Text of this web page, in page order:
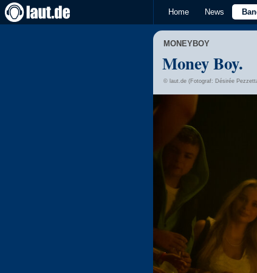
Home News
MONEYBOY
Money Boy.
© laut.de (Fotograf: Désirée